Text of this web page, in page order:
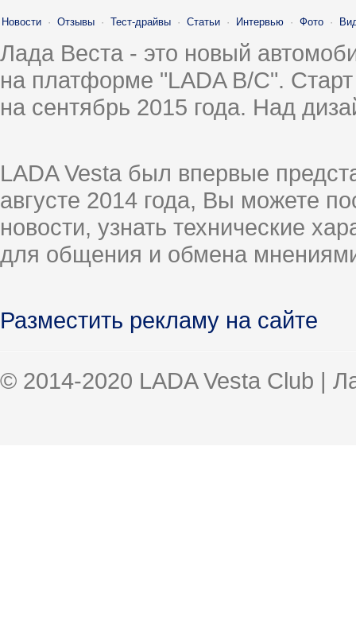
Новости · Отзывы · Тест-драйвы · Статьи · Интервью · Фото ·
Лада Веста - это новый
на платформе "LADA B/C".
на сентябрь 2015 года. Над
LADA Vesta был впервые
августе 2014 года, Вы можете
новости, узнать технические
для общения и обмена
Разместить рекламу на сайте
© 2014-2020 LADA Vesta Club |